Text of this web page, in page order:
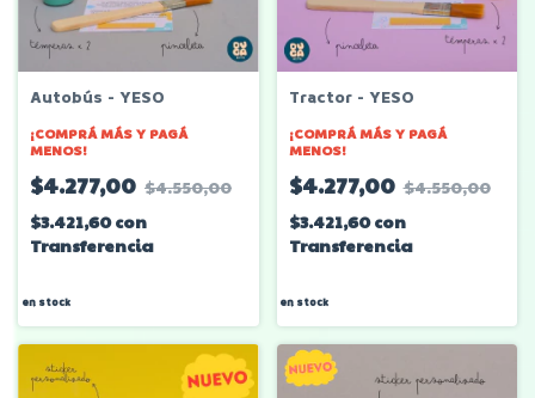
Autobús - YESO
¡COMPRÁ MÁS Y PAGÁ
MENOS!
$4.277,00 $4.550,00
$3.421,60con
Transferencia
en stock
Tractor - YESO
¡COMPRÁ MÁS Y PAGÁ
MENOS!
$4.277,00 $4.550,00
$3.421,60con
Transferencia
en stock